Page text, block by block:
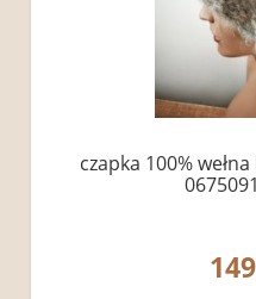
czapka 100%